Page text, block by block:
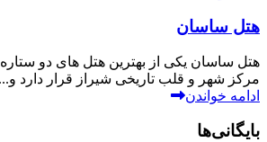
هتل ساسان
هتل ساسان یکی از بهترین هتل های دو ستاره
مرکز شهر و قلب تاریخی شیراز قرار دارد و...
ادامه خواندن
بایگانی‌ها